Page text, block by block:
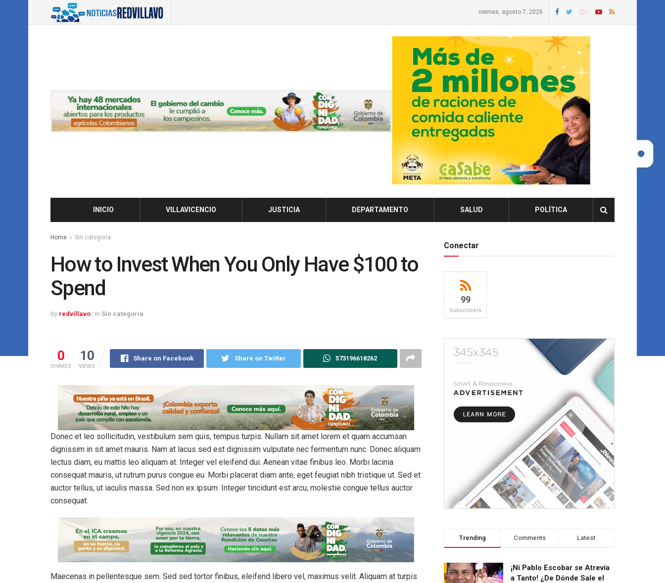
viernes, agosto 7, 2026
INICIO VILLAVICENCIO JUSTICIA DEPARTAMENTO SALUD POLÍTICA
Home Sin categoria
How to Invest When You Only Have $100 to
Spend
by redvillavo in Sin categoria
0
SHARES
10
VIEWS
Share on Facebook Share on Twitter 573196618262
Donec et leo sollicitudin, vestibulum sem quis, tempus turpis. Nullam sit amet lorem et quam accumsan
dignissim in sit amet mauris. Nam at lacus sed est dignissim vulputate nec fermentum nunc. Donec aliquam
lectus diam, eu mattis leo aliquam at. Integer vel eleifend dui. Aenean vitae finibus leo. Morbi lacinia
consequat mauris, ut rutrum purus congue eu. Morbi placerat diam ante, eget feugiat nibh tristique ut. Sed et
auctor tellus, ut iaculis massa. Sed non ex ipsum. Integer tincidunt est arcu, molestie congue tellus auctor
consequat.
Maecenas in pellentesque sem. Sed sed tortor finibus, eleifend libero vel, maximus velit. Aliquam at turpis
Conectar
99
Subscribers
Trending Comments Latest
¡Ni Pablo Escobar se Atrevía
a Tanto! ¿De Dónde Sale el